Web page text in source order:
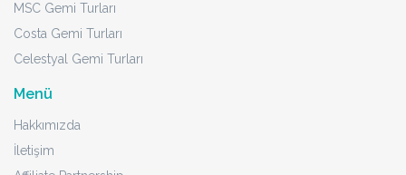
MSC Gemi Turları
Costa Gemi Turları
Celestyal Gemi Turları
Menü
Hakkımızda
İletişim